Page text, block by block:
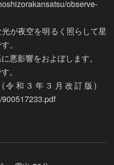
observe-
が夜空を明るく照らして星
。
悪影響をおよぼします。
。
令和３年３月改訂版)